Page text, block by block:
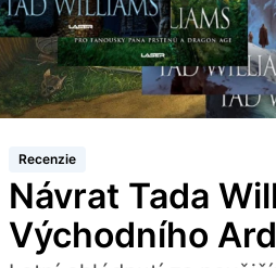
Recenzie
Návrat Tada
Východního